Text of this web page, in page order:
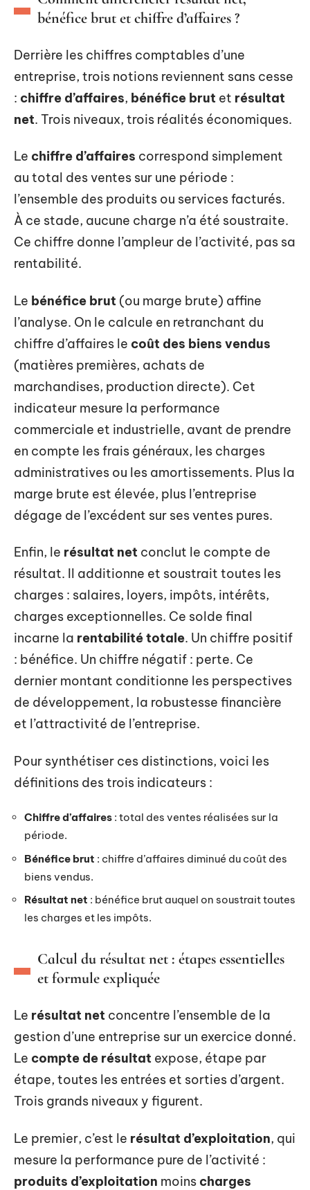
bénéfice brut et chiffre d’affaires ?
Derrière les chiffres comptables d’une
entreprise, trois notions reviennent sans cesse
: chiffre d’affaires, bénéfice brut et résultat
net. Trois niveaux, trois réalités économiques.
Le chiffre d’affaires correspond simplement
au total des ventes sur une période :
l’ensemble des produits ou services facturés.
À ce stade, aucune charge n’a été soustraite.
Ce chiffre donne l’ampleur de l’activité, pas sa
rentabilité.
Le bénéfice brut (ou marge brute) affine
l’analyse. On le calcule en retranchant du
chiffre d’affaires le coût des biens vendus
(matières premières, achats de
marchandises, production directe). Cet
indicateur mesure la performance
commerciale et industrielle, avant de prendre
en compte les frais généraux, les charges
administratives ou les amortissements. Plus la
marge brute est élevée, plus l’entreprise
dégage de l’excédent sur ses ventes pures.
Enfin, le résultat net conclut le compte de
résultat. Il additionne et soustrait toutes les
charges : salaires, loyers, impôts, intérêts,
charges exceptionnelles. Ce solde final
incarne la rentabilité totale. Un chiffre positif
: bénéfice. Un chiffre négatif : perte. Ce
dernier montant conditionne les perspectives
de développement, la robustesse financière
et l’attractivité de l’entreprise.
Pour synthétiser ces distinctions, voici les
définitions des trois indicateurs :
Chiffre d’affaires : total des ventes réalisées sur la
période.
Bénéfice brut : chiffre d’affaires diminué du coût des
biens vendus.
Résultat net : bénéfice brut auquel on soustrait toutes
les charges et les impôts.
Calcul du résultat net : étapes essentielles
et formule expliquée
Le résultat net concentre l’ensemble de la
gestion d’une entreprise sur un exercice donné.
Le compte de résultat expose, étape par
étape, toutes les entrées et sorties d’argent.
Trois grands niveaux y figurent.
Le premier, c’est le résultat d’exploitation, qui
mesure la performance pure de l’activité :
produits d’exploitation moins charges